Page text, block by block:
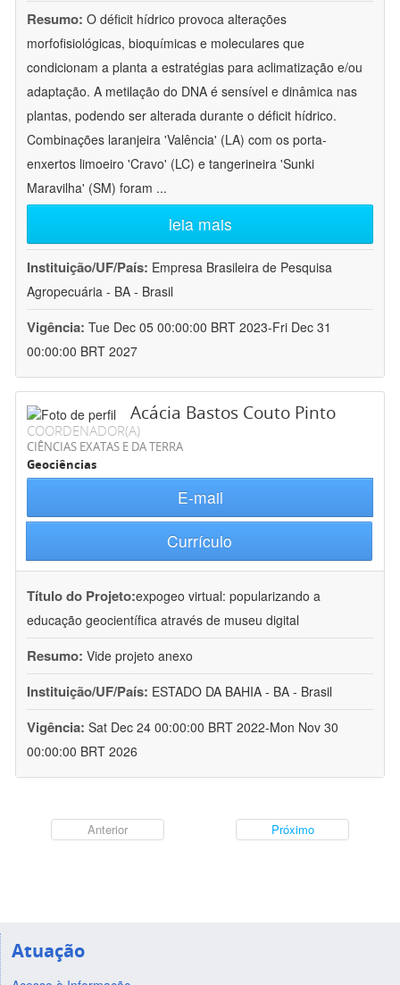
Resumo: O déficit hídrico provoca alterações
morfofisiológicas, bioquímicas e moleculares que
condicionam a planta a estratégias para aclimatização e/ou
adaptação. A metilação do DNA é sensível e dinâmica nas
plantas, podendo ser alterada durante o déficit hídrico.
Combinações laranjeira 'Valência' (LA) com os porta-
enxertos limoeiro 'Cravo' (LC) e tangerineira 'Sunki
Maravilha' (SM) foram ...
leia mais
Instituição/UF/País: Empresa Brasileira de Pesquisa
Agropecuária - BA - Brasil
Vigência: Tue Dec 05 00:00:00 BRT 2023-Fri Dec 31
00:00:00 BRT 2027
Acácia Bastos Couto Pinto
COORDENADOR(A)
CIÊNCIAS EXATAS E DA TERRA
Geociências
E-mail
Currículo
Título do Projeto:expogeo virtual: popularizando a
educação geocientífica através de museu digital
Resumo: Vide projeto anexo
Instituição/UF/País: ESTADO DA BAHIA - BA - Brasil
Vigência: Sat Dec 24 00:00:00 BRT 2022-Mon Nov 30
00:00:00 BRT 2026
Anterior Próximo
Atuação